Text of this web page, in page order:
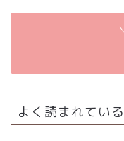
よく読まれてい